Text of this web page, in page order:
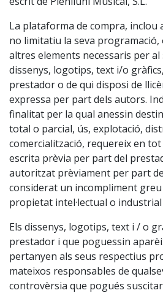
La plataforma de compra,
no limitatiu la seva programació,
altres elements necessaris per
dissenys, logotips, text i/o
prestador o de qui disposi de
expressa per part dels autors.
finalitat per la qual anessin
total o parcial, ús, explotació,
comercialització, requereix en
escrita prèvia per part del
autoritzat prèviament per part
considerat un incompliment
propietat intel·lectual o
Els dissenys, logotips, text i / o
prestador i que poguessin
pertanyen als seus respectius
mateixos responsables de
controvèrsia que pogués